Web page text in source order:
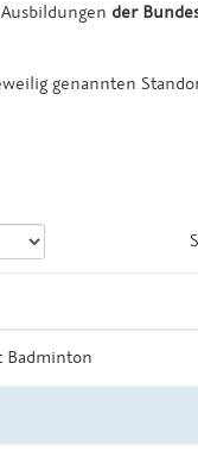
der
genannten